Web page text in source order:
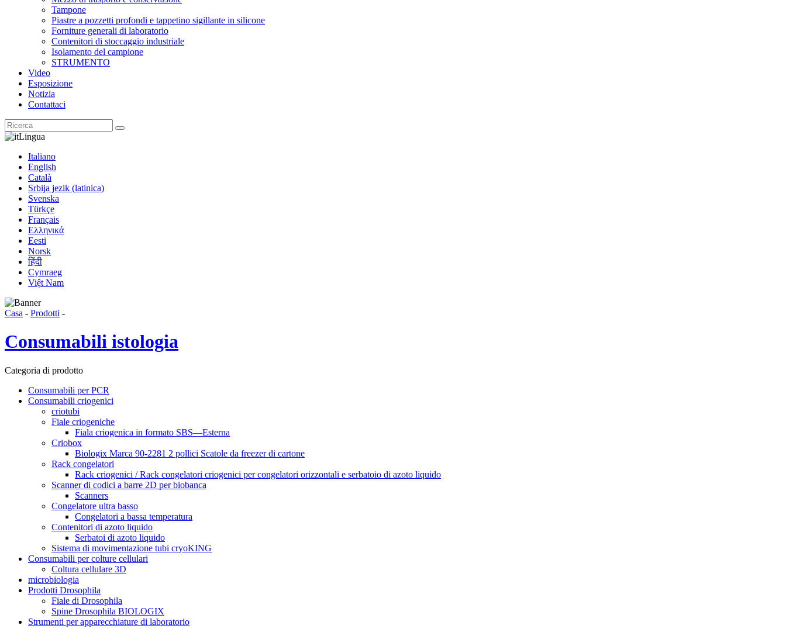
Tampone
Piastre a pozzetti profondi e tappetino sigillante in silicone
Forniture generali di laboratorio
Contenitori di stoccaggio industriale
Isolamento del campione
STRUMENTO
Video
Esposizione
Notizia
Contattaci
Lingua
Italiano
English
Català
Srbija jezik (latinica)
Svenska
Türkçe
Français
Ελληνικά
Eesti
Norsk
हिंदी
Cymraeg
Việt Nam
Casa - Prodotti -
Consumabili istologia
Categoria di prodotto
Consumabili per PCR
Consumabili criogenici
criotubi
Fiale criogeniche
Fiala criogenica in formato SBS—Esterna
Criobox
Biologix Marca 90-2281 2 pollici Scatole da freezer di cartone
Rack congelatori
Rack criogenici / Rack congelatori criogenici per congelatori orizzontali e serbatoio di azoto liquido
Scanner di codici a barre 2D per biobanca
Scanners
Congelatore ultra basso
Congelatori a bassa temperatura
Contenitori di azoto liquido
Serbatoi di azoto liquido
Sistema di movimentazione tubi cryoKING
Consumabili per colture cellulari
Coltura cellulare 3D
microbiologia
Prodotti Drosophila
Fiale di Drosophila
Spine Drosophila BIOLOGIX
Strumenti per apparecchiature di laboratorio